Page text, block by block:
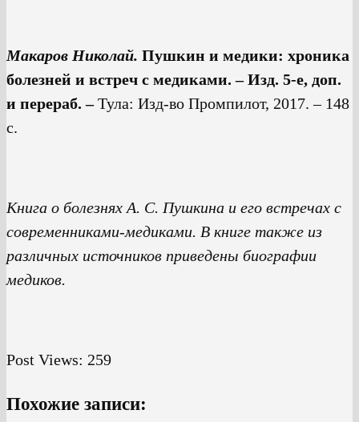
Макаров Николай. Пушкин и медики: хроника
болезней и встреч с медиками. – Изд. 5-е, доп.
и перераб. –Тула: Изд-во Промпилот, 2017. – 148
с.
Книга о болезнях А. С. Пушкина и его встречах с
современниками-медиками. В книге также из
различных источников приведены биографии
медиков.
Post Views: 259
Похожие записи: